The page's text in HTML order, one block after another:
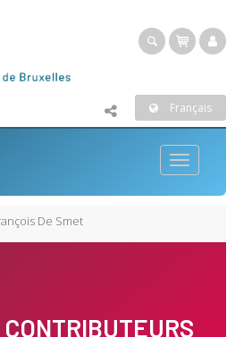
Français
Toggle
De Smet